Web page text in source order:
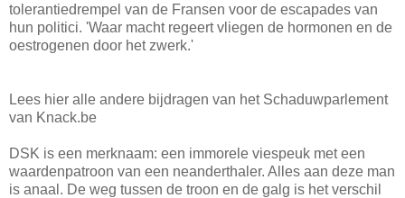
tolerantiedrempel van de Fransen voor de escapades van
hun politici. 'Waar macht regeert vliegen de hormonen en de
oestrogenen door het zwerk.'
Lees hier alle andere bijdragen van het Schaduwparlement
van Knack.be
DSK is een merknaam: een immorele viespeuk met een
waardenpatroon van een neanderthaler. Alles aan deze man
is anaal. De weg tussen de troon en de galg is het verschil